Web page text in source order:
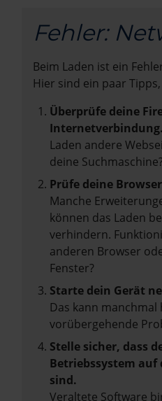
Fehler:
Beim Laden ist ein
Hier sind ein paar
Überprüfe deine
Internetverbindung.
Laden andere
deine Suchmaschine?
Prüfe deine
Manche
können das Laden
verhindern.
anderen Browser
Fenster?
Starte dein Gerät
Das kann manchmal
vorübergehende
Stelle sicher, dass
Betriebssystem auf
sind.
Veraltete Software